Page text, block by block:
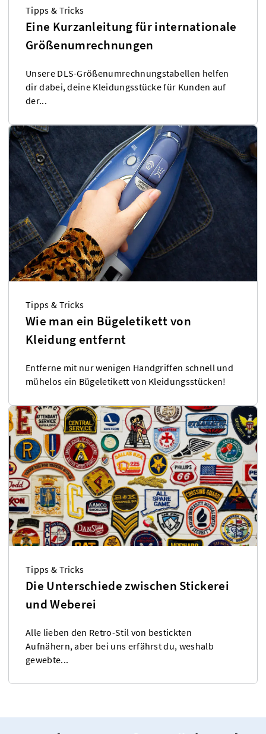
Tipps & Tricks
Eine Kurzanleitung für internationale
Größenumrechnungen
Unsere DLS-Größenumrechnungstabellen helfen
dir dabei, deine Kleidungsstücke für Kunden auf
der...
Tipps & Tricks
Wie man ein Bügeletikett von
Kleidung entfernt
Entferne mit nur wenigen Handgriffen schnell und
mühelos ein Bügeletikett von Kleidungsstücken!
Tipps & Tricks
Die Unterschiede zwischen Stickerei
und Weberei
Alle lieben den Retro-Stil von bestickten
Aufnähern, aber bei uns erfährst du, weshalb
gewebte...